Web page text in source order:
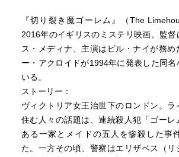
真っ先に切り裂きジャックを思い浮かべ
は設定上は1888年の切り裂きジャック事
考にされているのはジャックよりむしろ
で1811年に起こった「ラトクリフ街道殺
共犯者がいたはずなのに野放し説など、
うだ。この映画の中でも、被害者の一人
んでおり、前述クインシーの著書もこの
デアもそこに事件解決の糸口を見出す。
『切り裂き魔ゴーレム』（The
2016年のイギリスのミステリ映画。監督
ス・メディナ、主演はビル・ナイが務め
ー・アクロイドが1994年に発表した同名
いる。
ストーリー：
ヴィクトリア女王治世下のロンドン。ラ
住む人々の話題は、連続殺人犯「ゴーレ
ある一家とメイドの五人を惨殺した事
た。一方その頃、警察はエリザベス（リ